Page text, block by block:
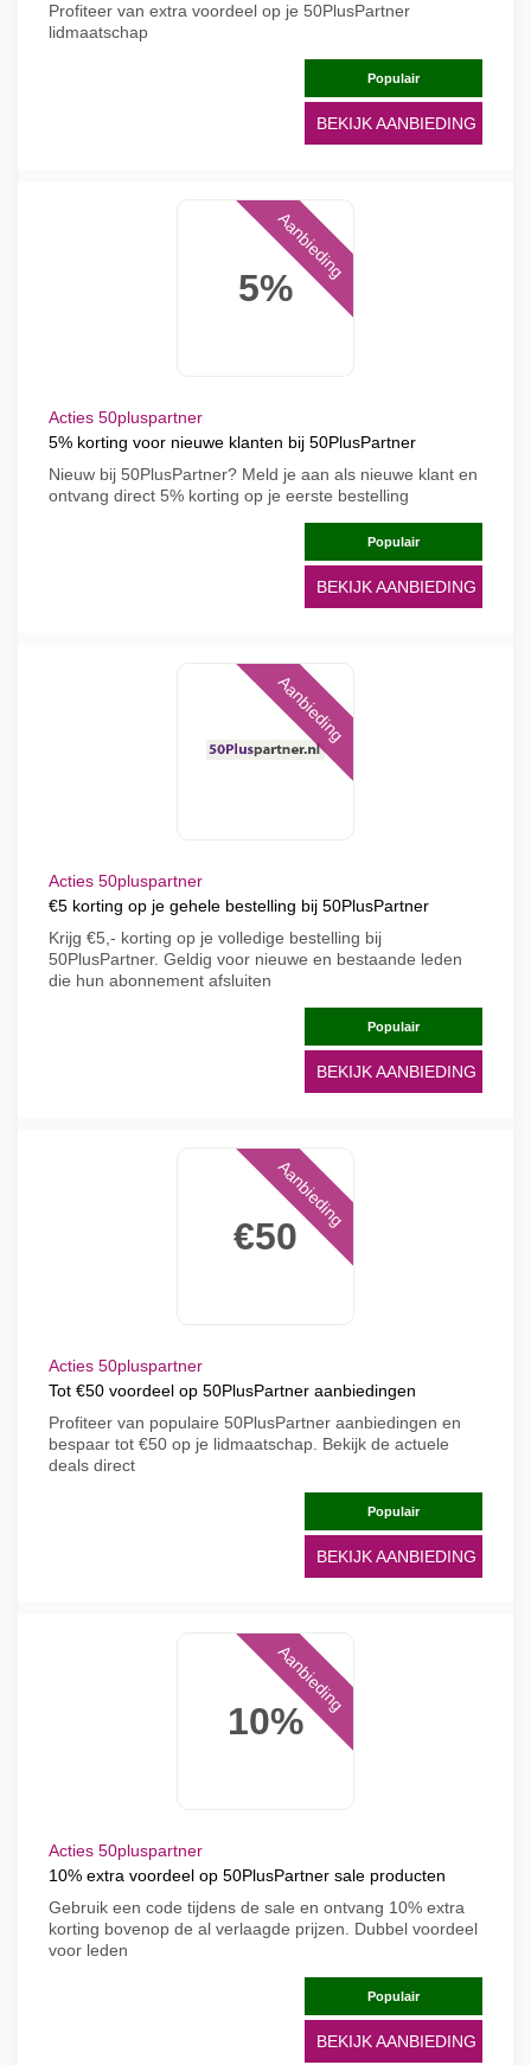
Profiteer van extra voordeel op je 50PlusPartner
lidmaatschap
Populair
BEKIJK AANBIEDING
5%
Aanbieding
Acties 50pluspartner
5% korting voor nieuwe klanten bij 50PlusPartner
Nieuw bij 50PlusPartner? Meld je aan als nieuwe klant en
ontvang direct 5% korting op je eerste bestelling
Populair
BEKIJK AANBIEDING
Aanbieding
Acties 50pluspartner
€5 korting op je gehele bestelling bij 50PlusPartner
Krijg €5,- korting op je volledige bestelling bij
50PlusPartner. Geldig voor nieuwe en bestaande leden
die hun abonnement afsluiten
Populair
BEKIJK AANBIEDING
€50
Aanbieding
Acties 50pluspartner
Tot €50 voordeel op 50PlusPartner aanbiedingen
Profiteer van populaire 50PlusPartner aanbiedingen en
bespaar tot €50 op je lidmaatschap. Bekijk de actuele
deals direct
Populair
BEKIJK AANBIEDING
10%
Aanbieding
Acties 50pluspartner
10% extra voordeel op 50PlusPartner sale producten
Gebruik een code tijdens de sale en ontvang 10% extra
korting bovenop de al verlaagde prijzen. Dubbel voordeel
voor leden
Populair
BEKIJK AANBIEDING